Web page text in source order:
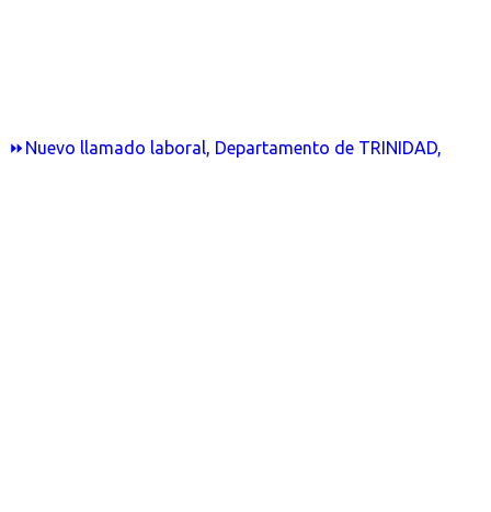
⏩Nuevo llamado laboral, Departamento de TRINIDAD,